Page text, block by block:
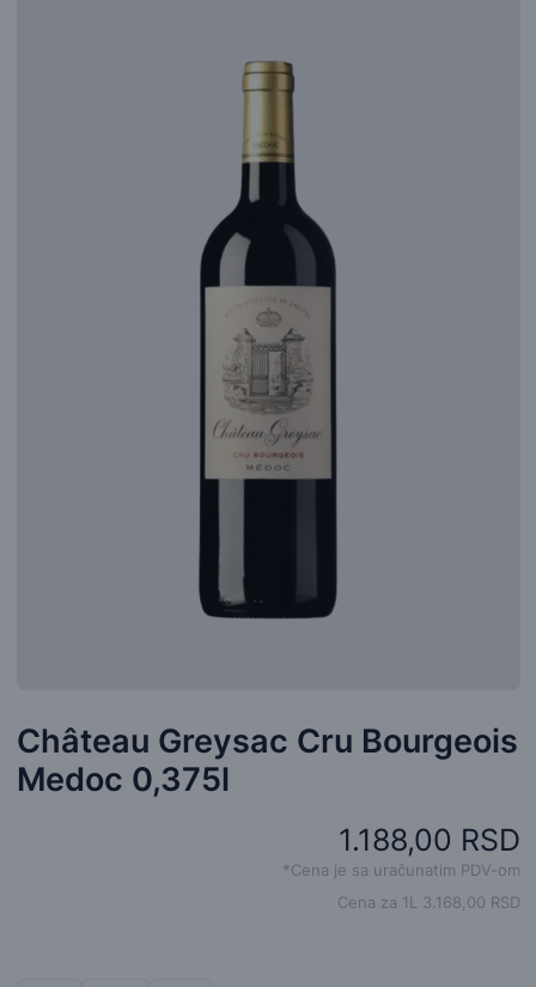
Château Greysac Cru Bourgeois
Medoc 0,375l
1.188,00 RSD
*Cena je sa uračunatim PDV-om
Cena za 1L 3.168,00 RSD